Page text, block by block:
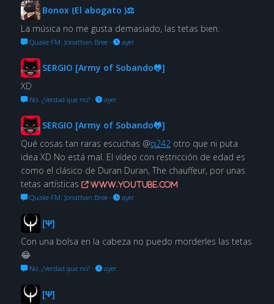
Bonox (El abogato )⚖
La música no me gusta demasiado, las tetas bien.
Quake FM: Jonathan Bree· ayer
SERGIO [Army of Sobando🐸]
XD
No. ¿Verdad que no?· ayer
SERGIO [Army of Sobando🐸]
Qué cosas tan raras escuchas @q242 otro que ni puta
idea XD No está mal. El vídeo con restricción de edad es
como el clásico de Duran Duran, The chauffeur, por unas
tetas artísticas
www.youtube.com
Quake FM: Jonathan Bree· ayer
[Ψ]
Con una bolsa en la cabeza no puedo morderles las tetas
😂
No. ¿Verdad que no?· ayer
[Ψ]